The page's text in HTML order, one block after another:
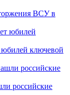
ВСУ в
ключевой
российские